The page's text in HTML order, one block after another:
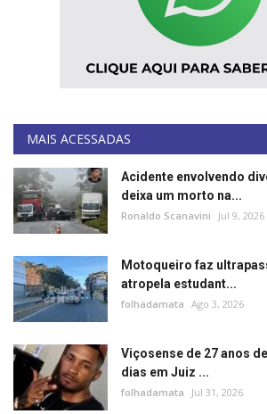
MAIS ACESSADAS
Acidente envolvendo
deixa um morto na...
Ronaldo Scanavini Jul 9, 2026
Motoqueiro faz
atropela estudant...
folhadamata Ago 3, 2026
Viçosense de 27 anos
dias em Juiz ...
folhadamata Jul 31, 2026